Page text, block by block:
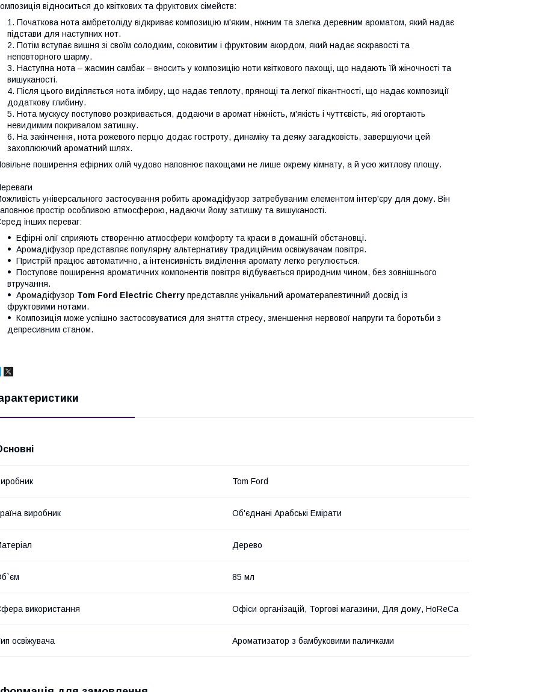
відноситься до квіткових та фруктових сімейств:
Початкова нота амбретоліду відкриває композицію м'яким, ніжним та злегка деревним ароматом, який надає
підстави для наступних нот.
Потім вступає вишня зі своїм солодким, соковитим і фруктовим акордом, який надає яскравості та
неповторного шарму.
Наступна нота – жасмин самбак – вносить у композицію ноти квіткового пахощі, що надають їй жіночності та
вишуканості.
Після цього виділяється нота імбиру, що надає теплоту, прянощі та легкої пікантності, що надає композиції
додаткову глибину.
Нота мускусу поступово розкривається, додаючи в аромат ніжність, м'якість і чуттєвість, які огортають
невидимим покривалом затишку.
На закінчення, нота рожевого перцю додає гостроту, динаміку та деяку загадковість, завершуючи цей
захоплюючий ароматний шлях.
поширення ефірних олій чудово наповнює пахощами не лише окрему кімнату, а й усю житлову площу.
універсального застосування робить аромадіфузор затребуваним елементом інтер'єру для дому. Він
простір особливою атмосферою, надаючи йому затишку та вишуканості.
інших переваг:
Ефірні олії сприяють створенню атмосфери комфорту та краси в домашній обстановці.
Аромадіфузор представляє популярну альтернативу традиційним освіжувачам повітря.
Пристрій працює автоматично, а інтенсивність виділення аромату легко регулюється.
Поступове поширення ароматичних компонентів повітря відбувається природним чином, без зовнішнього
втручання.
Аромадіфузор Tom Ford Electric Cherry представляє унікальний ароматерапевтичний досвід із
фруктовими нотами.
Композиція може успішно застосовуватися для зняття стресу, зменшення нервової напруги та боротьби з
депресивним станом.
Tom Ford
виробник Об'єднані Арабські Емірати
Дерево
85 мл
використання Офіси організацій, Торгові магазини, Для дому, HoReCa
освіжувача Ароматизатор з бамбуковими паличками